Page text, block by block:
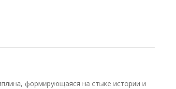
формирующаяся на стыке истории и